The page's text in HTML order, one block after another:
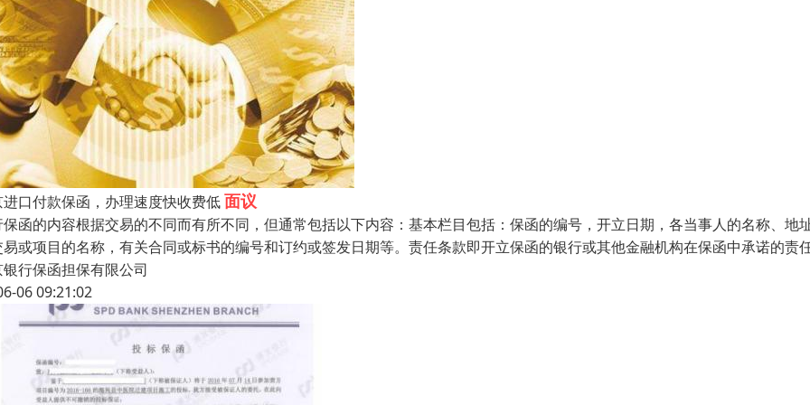
口付款保函，办理速度快收费低面议
函的内容根据交易的不同而有所不同，但通常包括以下内容：基本栏目包括：保函的编号，开立日期，各当事人的名称、地
或项目的名称，有关合同或标书的编号和订约或签发日期等。责任条款即开立保函的银行或其他金融机构在保函中承诺的责
行保函担保有限公司
06 09:21:02